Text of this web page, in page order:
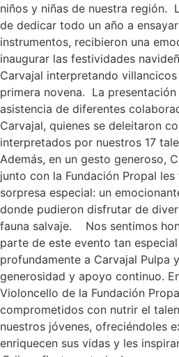
niños y niñas de nuestra región.
de dedicar todo un año a
instrumentos, recibieron una
inaugurar las festividades
Carvajal interpretando
primera novena. La
asistencia de diferentes
Carvajal, quienes se deleitaron
interpretados por nuestros 17
Además, en un gesto generoso,
junto con la Fundación Propal
sorpresa especial: un
donde pudieron disfrutar de
fauna salvaje. Nos sentimos
parte de este evento tan
profundamente a Carvajal Pulpa
generosidad y apoyo continuo.
Violoncello de la Fundación
comprometidos con nutrir el
nuestros jóvenes, ofreciéndoles
enriquecen sus vidas y les